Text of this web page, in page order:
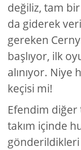
değiliz, tam
da giderek
gereken Cerny
başlıyor, ilk
alınıyor. Niye
keçisi mi!
Efendim diğer
takım içinde